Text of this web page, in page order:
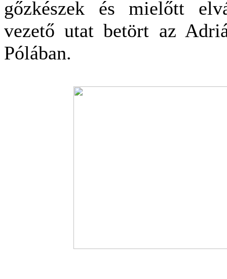
gőzkészek és mielőtt
vezető utat betört az
Pólában.